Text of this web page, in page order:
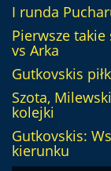
I runda
Pierwsze
vs Arka
Gutkovskis
Szota,
kolejki
Gutkovskis:
kierunku